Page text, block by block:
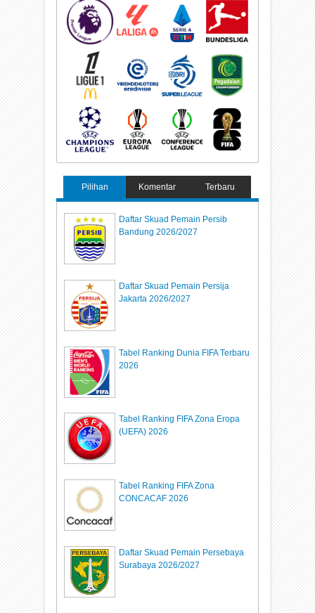
Pilihan Komentar Terbaru
Daftar Skuad Pemain Persib
Bandung 2026/2027
Daftar Skuad Pemain Persija
Jakarta 2026/2027
Tabel Ranking Dunia FIFA Terbaru
2026
Tabel Ranking FIFA Zona Eropa
(UEFA) 2026
Tabel Ranking FIFA Zona
CONCACAF 2026
Daftar Skuad Pemain Persebaya
Surabaya 2026/2027